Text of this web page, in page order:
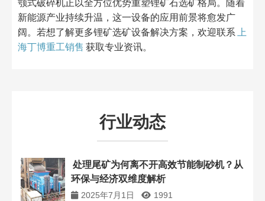
颚式破碎机正以全方位优势重塑锂矿石选矿格局。随着
新能源产业持续升温，这一设备的应用前景将愈发广
阔。若想了解更多锂矿选矿设备解决方案，欢迎联系
上
海丁博重工销售 获取专业资讯。
行业动态
处理尾矿为何离不开高效节能制砂机？从
环保与经济双维度解析
2025年7月1日 1991